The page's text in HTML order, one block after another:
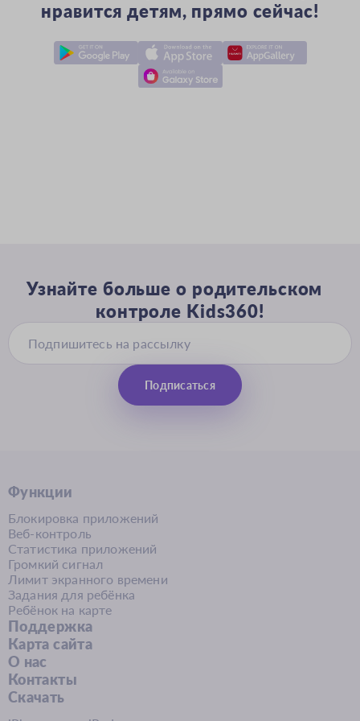
нравится детям, прямо сейчас!
Узнайте больше о родительском
контроле Kids360!
Подписаться
Функции
Блокировка приложений
Веб-контроль
Статистика приложений
Громкий сигнал
Лимит экранного времени
Задания для ребёнка
Ребёнок на карте
Поддержка
Карта сайта
О нас
Контакты
Скачать